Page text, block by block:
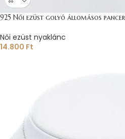
925 Női ezüst golyó állomásos
Női ezüst nyaklánc
14.800 Ft